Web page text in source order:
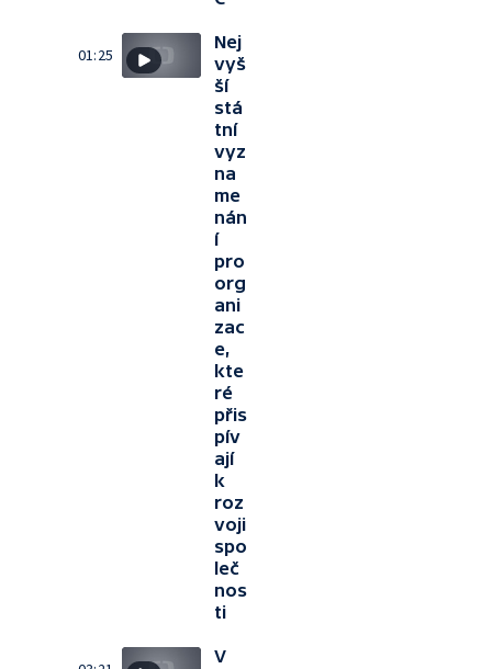
01:25
Nej
vyš
ší
stá
tní
vyz
na
me
nán
í
pro
org
ani
zac
e,
kte
ré
přis
pív
ají
k
roz
voji
spo
leč
nos
ti
V